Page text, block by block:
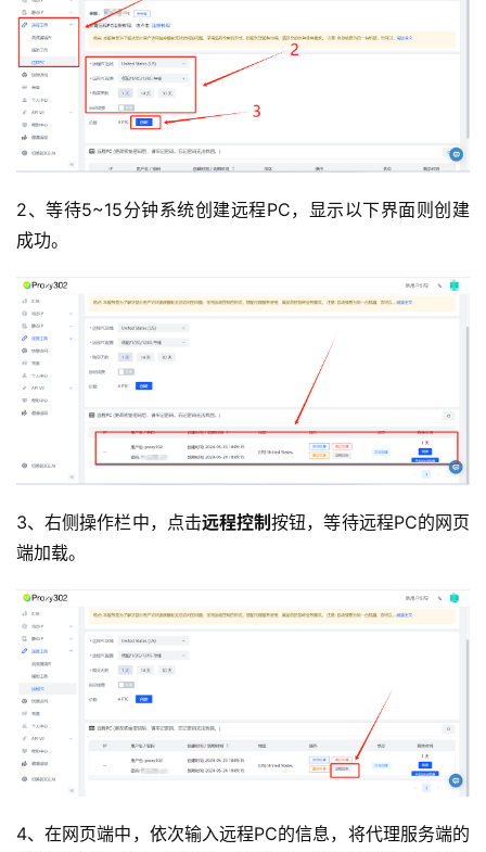
2、等待5~15分钟系统创建远程PC，显示以下界面则创建
成功。
3、右侧操作栏中，点击远程控制按钮，等待远程PC的网页
端加载。
4、在网页端中，依次输入远程PC的信息，将代理服务端的